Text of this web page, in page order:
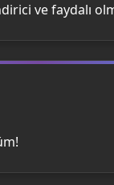
ve faydalı